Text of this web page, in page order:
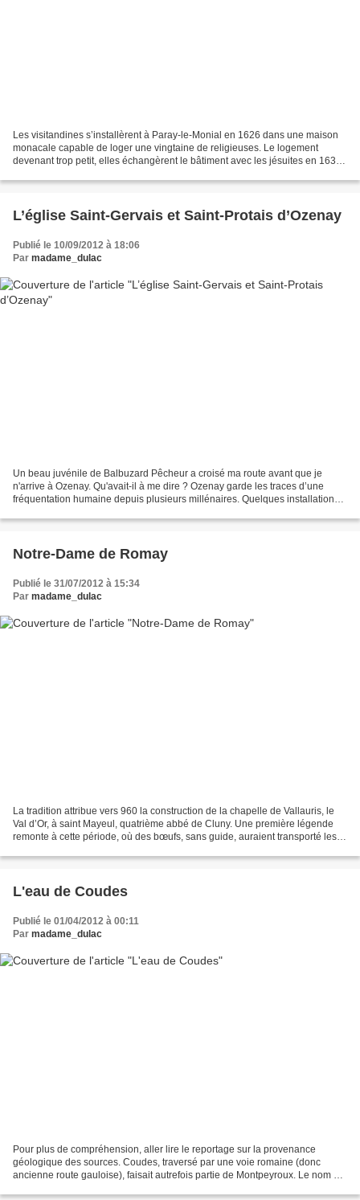
Les visitandines s’installèrent à Paray-le-Monial en 1626 dans une maison
monacale capable de loger une vingtaine de religieuses. Le logement
devenant trop petit, elles échangèrent le bâtiment avec les jésuites en 1632.
L’église Saint-Gervais et Saint-Protais d’Ozenay
Publié le 10/09/2012 à 18:06
Par madame_dulac
Un beau juvénile de Balbuzard Pêcheur a croisé ma route avant que je
n'arrive à Ozenay. Qu'avait-il à me dire ? Ozenay garde les traces d’une
fréquentation humaine depuis plusieurs millénaires. Quelques installations
Notre-Dame de Romay
Publié le 31/07/2012 à 15:34
Par madame_dulac
La tradition attribue vers 960 la construction de la chapelle de Vallauris, le
Val d’Or, à saint Mayeul, quatrième abbé de Cluny. Une première légende
remonte à cette période, où des bœufs, sans guide, auraient transporté les
L'eau de Coudes
Publié le 01/04/2012 à 00:11
Par madame_dulac
Pour plus de compréhension, aller lire le reportage sur la provenance
géologique des sources. Coudes, traversé par une voie romaine (donc
ancienne route gauloise), faisait autrefois partie de Montpeyroux. Le nom du